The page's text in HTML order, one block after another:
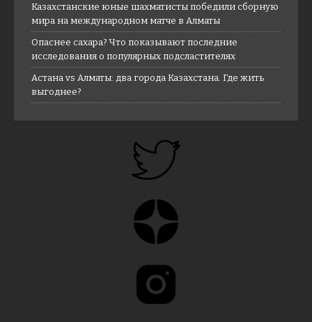
Казахстанские юные шахматисты победили сборную
мира на международном матче в Алматы
Опаснее сахара? Что показывают последние
исследования о популярных подсластителях
Астана vs Алматы: два города Казахстана. Где жить
выгоднее?